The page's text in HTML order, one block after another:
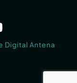
Digital Antena